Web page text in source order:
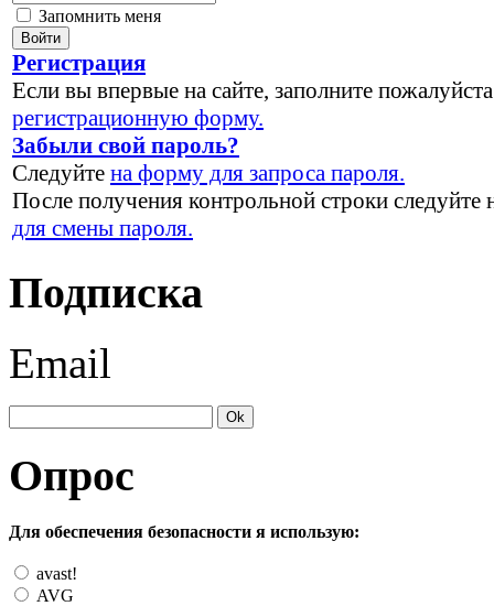
Запомнить меня
Регистрация
Если вы впервые на сайте, заполните пожалуйста
регистрационную форму.
Забыли свой пароль?
Следуйте на форму для запроса пароля.
После получения контрольной строки следуйте
для смены пароля.
Подписка
Email
Опрос
Для обеспечения безопасности я использую:
avast!
AVG